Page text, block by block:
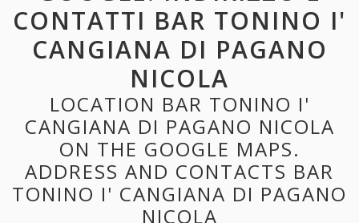
CONTATTI BAR TONINO I'
CANGIANA DI PAGANO
NICOLA
LOCATION BAR TONINO I'
CANGIANA DI PAGANO NICOLA
ON THE GOOGLE MAPS.
ADDRESS AND CONTACTS BAR
TONINO I' CANGIANA DI PAGANO
NICOLA